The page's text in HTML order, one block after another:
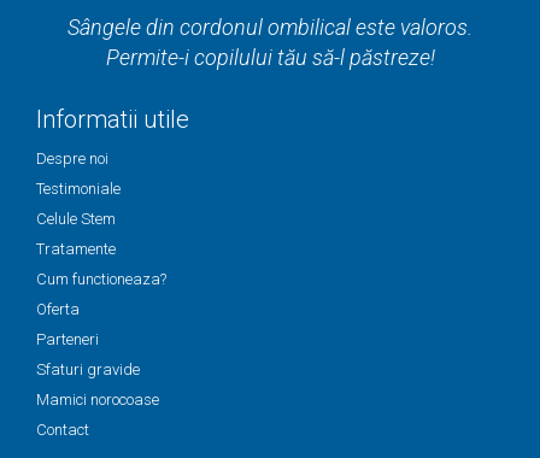
Sângele din cordonul ombilical este valoros.
Permite-i copilului tău să-l păstreze!
Informatii utile
Despre noi
Testimoniale
Celule Stem
Tratamente
Cum functioneaza?
Oferta
Parteneri
Sfaturi gravide
Mamici norocoase
Contact